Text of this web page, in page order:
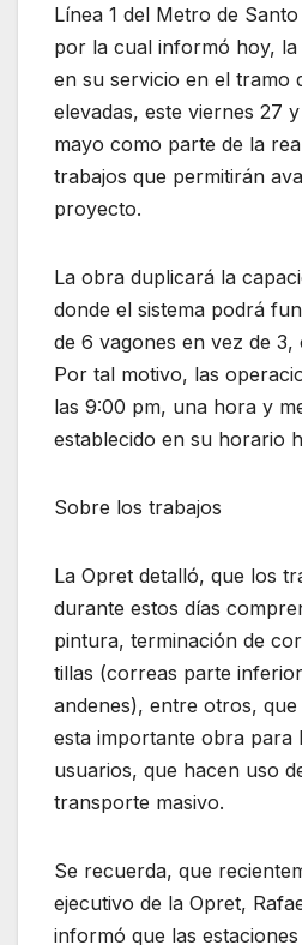
Línea 1 del Metro de
por la cual informó hoy,
en su servicio en el tramo
elevadas, este viernes 27
mayo como parte de la
trabajos que permitirán
proyecto.
La obra duplicará la
donde el sistema podrá
de 6 vagones en vez de
Por tal motivo, las
las 9:00 pm, una hora y
establecido en su horario
Sobre los trabajos
La Opret detalló, que los
durante estos días
pintura, terminación de
tillas (correas parte
andenes), entre otros,
esta importante obra para
usuarios, que hacen uso
transporte masivo.
Se recuerda, que
ejecutivo de la Opret,
informó que las